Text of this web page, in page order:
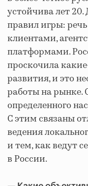
устойчива лет
правил игры:
клиентами,
платформами.
проскочила
развития, и это
работы на рынке.
определенного
С этим связаны
ведения
и тем, как ведут
в России.